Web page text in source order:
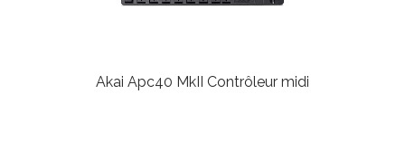
Akai Apc40 MkII Contrôleur midi